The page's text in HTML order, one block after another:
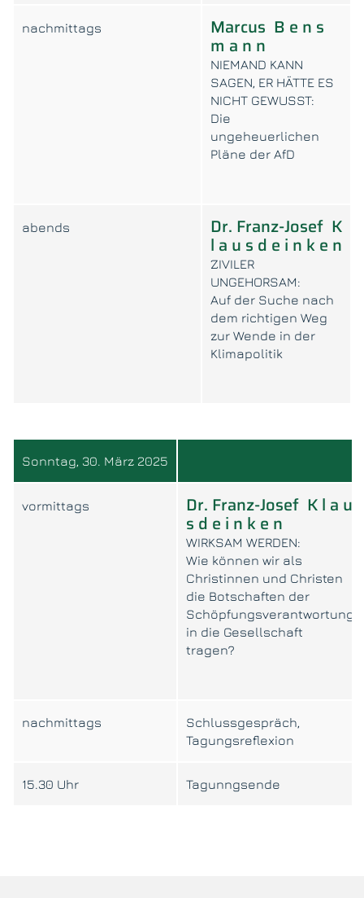
nachmittags Marcus B e n s
m a n n
NIEMAND KANN
SAGEN, ER HÄTTE ES
NICHT GEWUSST:
Die
ungeheuerlichen
Pläne der AfD
abends Dr. Franz-Josef K
l a u s d e i n k e n
ZIVILER
UNGEHORSAM:
Auf der Suche nach
dem richtigen Weg
zur Wende in der
Klimapolitik
Sonntag, 30. März 2025
vormittags Dr. Franz-Josef K l a u
s d e i n k e n
WIRKSAM WERDEN:
Wie können wir als
Christinnen und Christen
die Botschaften der
Schöpfungsverantwortung
in die Gesellschaft
tragen?
nachmittags
Schlussgespräch,
Tagungsreflexion
15.30 Uhr Tagunngsende